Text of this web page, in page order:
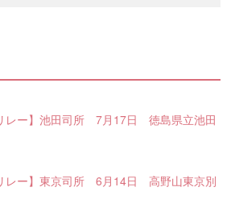
レー】池田司所 7月17日 徳島県立池田
レー】東京司所 6月14日 高野山東京別